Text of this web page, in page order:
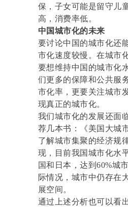
保，子女可能是留守儿
高，消费率低。
中国城市化的未来
要讨论中国的城市化还
市化速度较慢。在城市
要想维持中国的城市化
们更多的保障和公共服
市化率，更要关注城市
现真正的城市化。
我们城市化的发展还面
荐几本书：《美国大城
了解城市集聚的经济规
现，目前我国城市化水
国和日本，达到60%城
际情况，城市中仍存在
展空间。
通过上述分析也可以看